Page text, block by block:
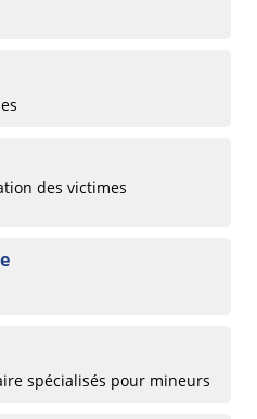
des victimes
spécialisés pour mineurs